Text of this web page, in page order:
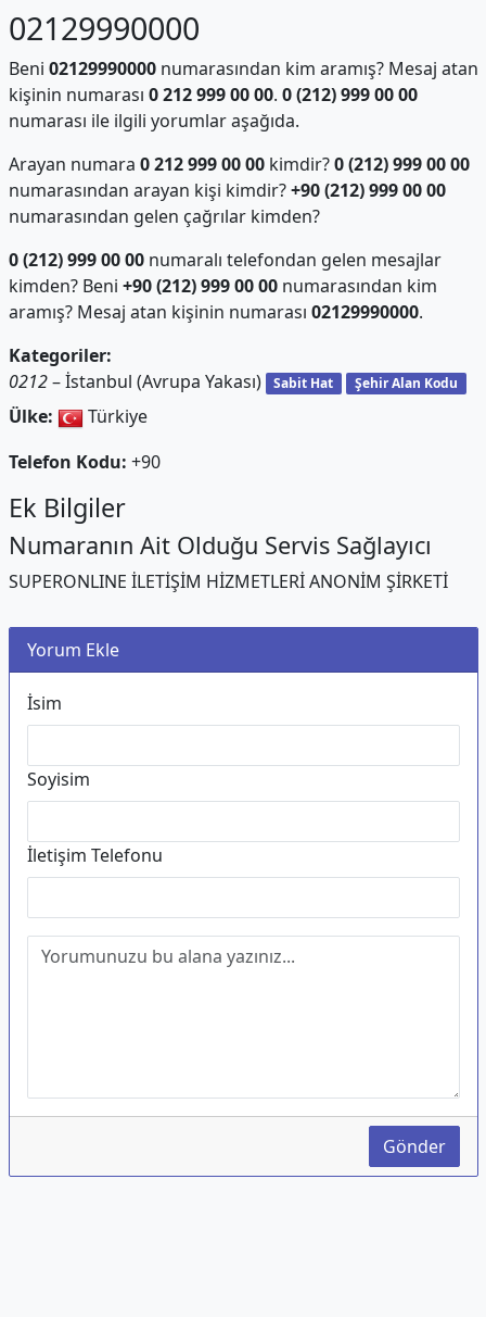
02129990000
Beni 02129990000numarasından kim aramış? Mesaj atan
kişinin numarası 0 212 999 00 00. 0 (212) 999 00 00
numarası ile ilgili yorumlar aşağıda.
Arayan numara 0 212 999 00 00kimdir?0 (212) 999 00 00
numarasından arayan kişi kimdir?+90 (212) 999 00 00
numarasından gelen çağrılar kimden?
0 (212) 999 00 00numaralı telefondan gelen mesajlar
kimden? Beni +90 (212) 999 00 00numarasından kim
aramış? Mesaj atan kişinin numarası 02129990000.
Kategoriler:
0212– İstanbul (Avrupa Yakası) Sabit Hat Şehir Alan Kodu
Ülke:
Türkiye
Telefon Kodu: +90
Ek Bilgiler
Numaranın Ait Olduğu Servis Sağlayıcı
SUPERONLINE İLETİŞİM HİZMETLERİ ANONİM ŞİRKETİ
Yorum Ekle
İsim
Soyisim
İletişim Telefonu
Gönder